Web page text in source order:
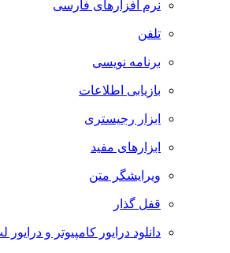
نرم افزارهای فارسی
تلفن
برنامه نویسی
بازیابی اطلاعات
ابزار رجیستری
ابزارهای مفید
ویرایشگر متن
قفل گذار
دانلود درایور کامپیوتر و درایور لپ تاپ